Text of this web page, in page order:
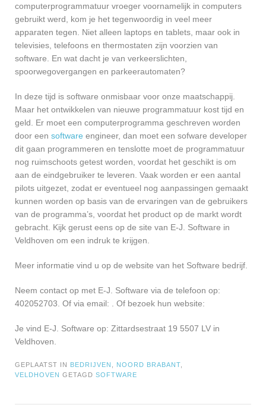
computerprogrammatuur vroeger voornamelijk in computers
gebruikt werd, kom je het tegenwoordig in veel meer
apparaten tegen. Niet alleen laptops en tablets, maar ook in
televisies, telefoons en thermostaten zijn voorzien van
software. En wat dacht je van verkeerslichten,
spoorwegovergangen en parkeerautomaten?
In deze tijd is software onmisbaar voor onze maatschappij.
Maar het ontwikkelen van nieuwe programmatuur kost tijd en
geld. Er moet een computerprogramma geschreven worden
door een software engineer, dan moet een sofware developer
dit gaan programmeren en tenslotte moet de programmatuur
nog ruimschoots getest worden, voordat het geschikt is om
aan de eindgebruiker te leveren. Vaak worden er een aantal
pilots uitgezet, zodat er eventueel nog aanpassingen gemaakt
kunnen worden op basis van de ervaringen van de gebruikers
van de programma’s, voordat het product op de markt wordt
gebracht. Kijk gerust eens op de site van E-J. Software in
Veldhoven om een indruk te krijgen.
Meer informatie vind u op de website van het Software bedrijf.
Neem contact op met E-J. Software via de telefoon op:
402052703. Of via email:
. Of bezoek hun website:
Je vind E-J. Software op: Zittardsestraat 19 5507 LV in
Veldhoven.
GEPLAATST IN BEDRIJVEN NOORD BRABANT
VELDHOVEN GETAGD SOFTWARE